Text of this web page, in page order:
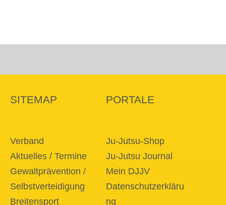
SITEMAP
Verband
Aktuelles / Termine
Gewaltprävention /
Selbstverteidigung
Breitensport
PORTALE
Ju-Jutsu-Shop
Ju-Jutsu Journal
Mein DJJV
Datenschutzerkläru
ng